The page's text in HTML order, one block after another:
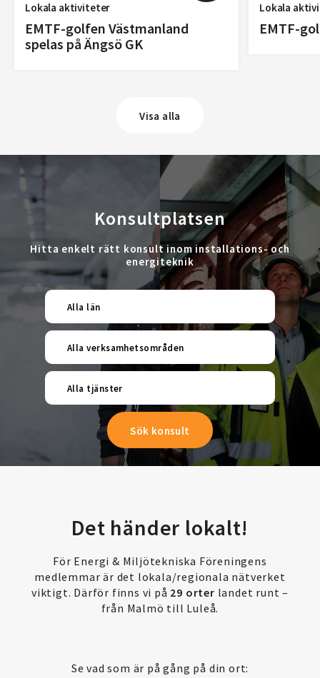
Lokala aktiviteter
EMTF-golfen Västmanland
spelas på Ängsö GK
Lokala
EMTF-
Visa alla
Konsultplatsen
Hitta enkelt rätt konsult inom installations- och
energiteknik
Alla län
Alla verksamhetsområden
Alla tjänster
Det händer lokalt!
För Energi & Miljötekniska Föreningens
medlemmar är det lokala/regionala nätverket
viktigt. Därför finns vi på 29 orter landet runt –
från Malmö till Luleå.
Se vad som är på gång på din ort: